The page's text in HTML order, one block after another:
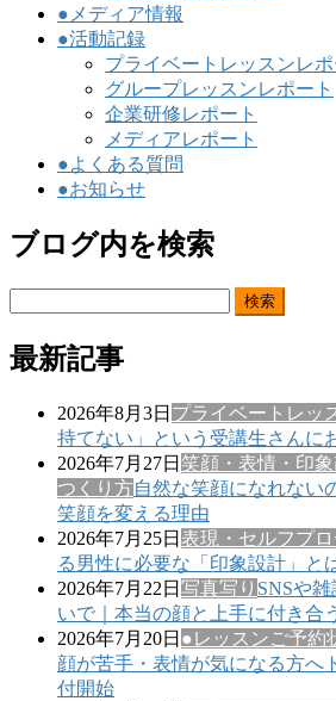
●メディア情報
●活動記録
プライベートレッスンレポ
グループレッスンレポート
企業研修レポート
メディアレポート
●よくある質問
●お知らせ
ブログ内を検索
最新記事
2026年8月3日 プライベートレッ
持てない」という受講生さんに
2026年7月27日 笑顔・表情・印
つくり方自然な笑顔になれない
笑顔を変える理由
2026年7月25日 表現・セルフプロ
る男性に必要な「印象設計」と
2026年7月22日 写真写り SNSや
いで｜本当の顔と上手に付き合
2026年7月20日 ●レッスンご予約
顔が苦手・表情が気になる方へ
付開始